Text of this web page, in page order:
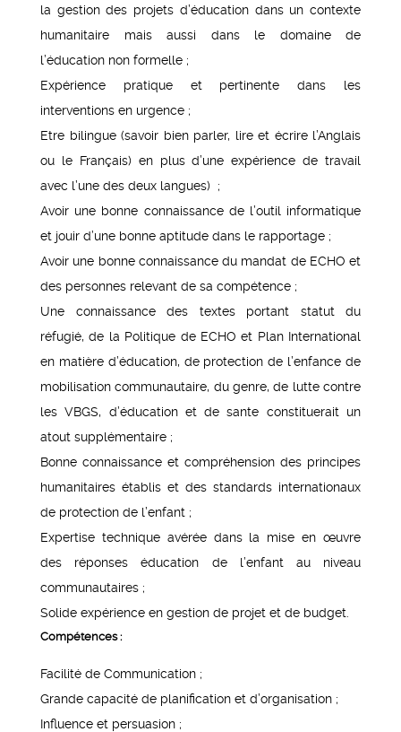
la gestion des projets d’éducation dans un contexte
humanitaire mais aussi dans le domaine de
l’éducation non formelle ;
Expérience pratique et pertinente dans les
interventions en urgence ;
Etre bilingue (savoir bien parler, lire et écrire l’Anglais
ou le Français) en plus d’une expérience de travail
avec l’une des deux langues) ;
Avoir une bonne connaissance de l’outil informatique
et jouir d’une bonne aptitude dans le rapportage ;
Avoir une bonne connaissance du mandat de ECHO et
des personnes relevant de sa compétence ;
Une connaissance des textes portant statut du
réfugié, de la Politique de ECHO et Plan International
en matière d’éducation, de protection de l’enfance de
mobilisation communautaire, du genre, de lutte contre
les VBGS, d’éducation et de sante constituerait un
atout supplémentaire ;
Bonne connaissance et compréhension des principes
humanitaires établis et des standards internationaux
de protection de l’enfant ;
Expertise technique avérée dans la mise en œuvre
des réponses éducation de l’enfant au niveau
communautaires ;
Solide expérience en gestion de projet et de budget.
Compétences :
Facilité de Communication ;
Grande capacité de planification et d’organisation ;
Influence et persuasion ;